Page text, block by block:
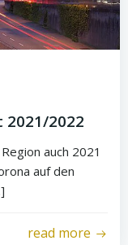
2022
auch 2021
auf den
read more